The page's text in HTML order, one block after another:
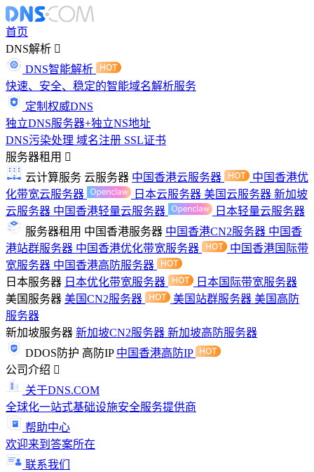
首页
DNS解析
DNS智能解析
快速、安全、稳定的智能域名解析服务
定制权威DNS
独立DNS服务器+独立NS地址
DNS污染处理 域名注册 SSL证书
服务器租用
云计算服务 云服务器 中国香港云服务器
中国香港优
化带宽云服务器
日本云服务器 美国云服务器 新加坡
云服务器 中国香港轻量云服务器
日本轻量云服务器
服务器租用 中国香港服务器 中国香港CN2服务器 中国香
港站群服务器 中国香港优化带宽服务器
中国香港国际带
宽服务器 中国香港高防服务器
日本服务器 日本优化带宽服务器
日本国际带宽服务器
美国服务器 美国CN2服务器 美国站群服务器 美国高防
服务器
新加坡服务器 新加坡CN2服务器 新加坡高防服务器
DDOS防护 高防IP 中国香港高防IP
公司介绍
关于DNS.COM
全球化一站式基础设施安全服务提供商
帮助中心
欢迎来到答案所在
联系我们